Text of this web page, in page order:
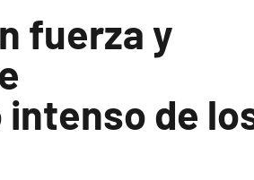
fuerza y
de